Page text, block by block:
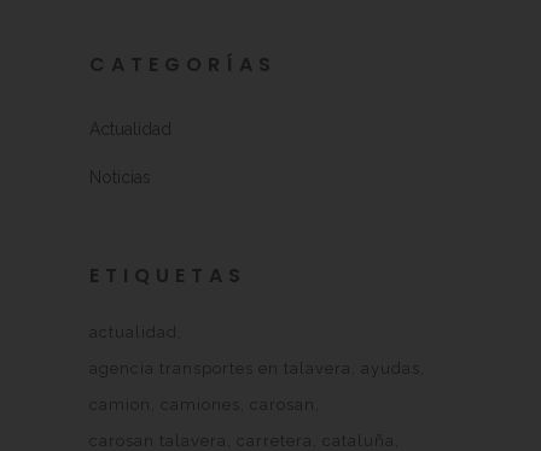
CATEGORÍAS
Actualidad
Noticias
ETIQUETAS
actualidad
agencia transportes en talavera
ayudas
camion
camiones
carosan
carosan talavera
carretera
cataluña